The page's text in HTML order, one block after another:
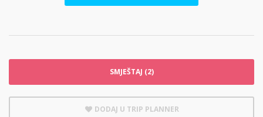
SMJEŠTAJ (2)
DODAJ U TRIP PLANNER